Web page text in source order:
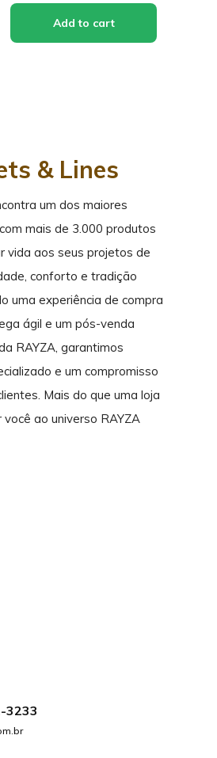
& Lines
um dos maiores
mais de 3.000 produtos
vida aos seus projetos de
conforto e tradição
uma experiência de compra
ágil e um pós-venda
RAYZA, garantimos
e um compromisso
Mais do que uma loja
ao universo RAYZA
3233